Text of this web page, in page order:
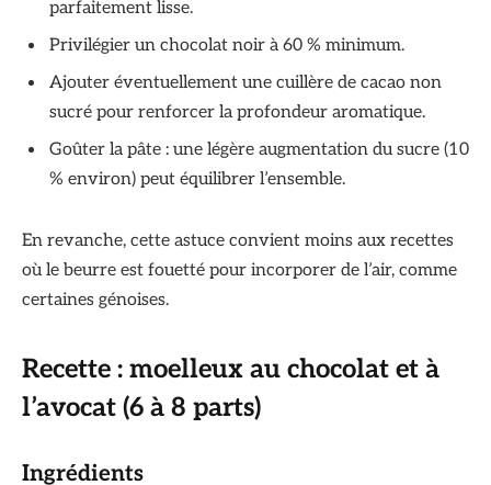
parfaitement lisse.
Privilégier un chocolat noir à 60 % minimum.
Ajouter éventuellement une cuillère de cacao non
sucré pour renforcer la profondeur aromatique.
Goûter la pâte : une légère augmentation du sucre (10
% environ) peut équilibrer l’ensemble.
En revanche, cette astuce convient moins aux recettes
où le beurre est fouetté pour incorporer de l’air, comme
certaines génoises.
Recette : moelleux au chocolat et à
l’avocat (6 à 8 parts)
Ingrédients